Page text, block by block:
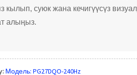
кылып, суюк жана кечигүүсүз
алыңыз.
Модель: PG27DQO-240Hz